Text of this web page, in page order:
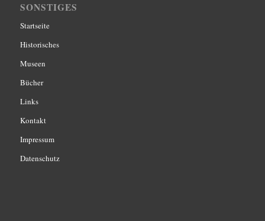
SONSTIGES
Startseite
Historisches
Museen
Bücher
Links
Kontakt
Impressum
Datenschutz